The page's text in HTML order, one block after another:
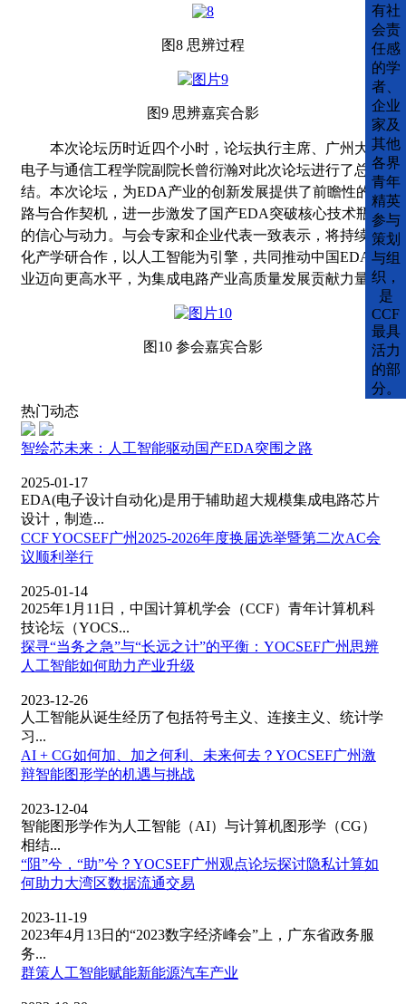
图8 思辨过程
图9 思辨嘉宾合影
本次论坛历时近四个小时， 论坛执行主席
广州大学
电子与通信工程学院副院长曾衍瀚对此次论坛进行了总
结。 本次论坛 ，为EDA产业的创新发展提供了前瞻性的思
路与合作契机，进一步激发了国产EDA突破核心技术瓶颈
的信心与动力。与会专家和企业代表一致表示，将持续深
化产学研合作，以人工智能为引擎，共同推动中国EDA产
业迈向更高水平，为集成电路产业高质量发展贡献力量。
图10 参会嘉宾合影
热门动态
智绘芯未来：人工智能驱动国产EDA突围之路
2025-01-17
EDA(电子设计自动化)是用于辅助超大规模集成电路芯片
设计，制造...
CCF YOCSEF广州2025-2026年度换届选举暨第二次AC会
议顺利举行
2025-01-14
2025年1月11日，中国计算机学会（CCF）青年计算机科
技论坛（YOCS...
探寻“当务之急”与“长远之计”的平衡：YOCSEF广州思辨
人工智能如何助力产业升级
2023-12-26
人工智能从诞生经历了包括符号主义、连接主义、统计学
习...
AI + CG如何加、加之何利、未来何去？YOCSEF广州激
辩智能图形学的机遇与挑战
2023-12-04
智能图形学作为人工智能（AI）与计算机图形学（CG）
相结...
“阻”兮，“助”兮？YOCSEF广州观点论坛探讨隐私计算如
何助力大湾区数据流通交易
2023-11-19
2023年4月13日的“2023数字经济峰会”上，广东省政务服
务...
群策人工智能赋能新能源汽车产业
有社
会责
任感
的学
者、
企业
家及
其他
各界
青年
精英
参与
策划
与组
织，
是
CCF
最具
活力
的部
分。